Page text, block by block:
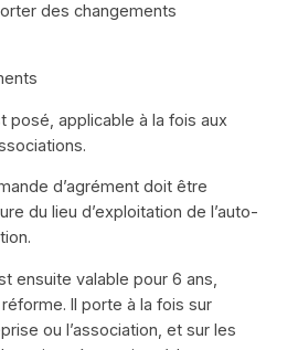
des changements
posé, applicable à la fois aux
d’agrément doit être
du lieu d’exploitation de l’auto-
ensuite valable pour 6 ans,
Il porte à la fois sur
ou l’association, et sur les